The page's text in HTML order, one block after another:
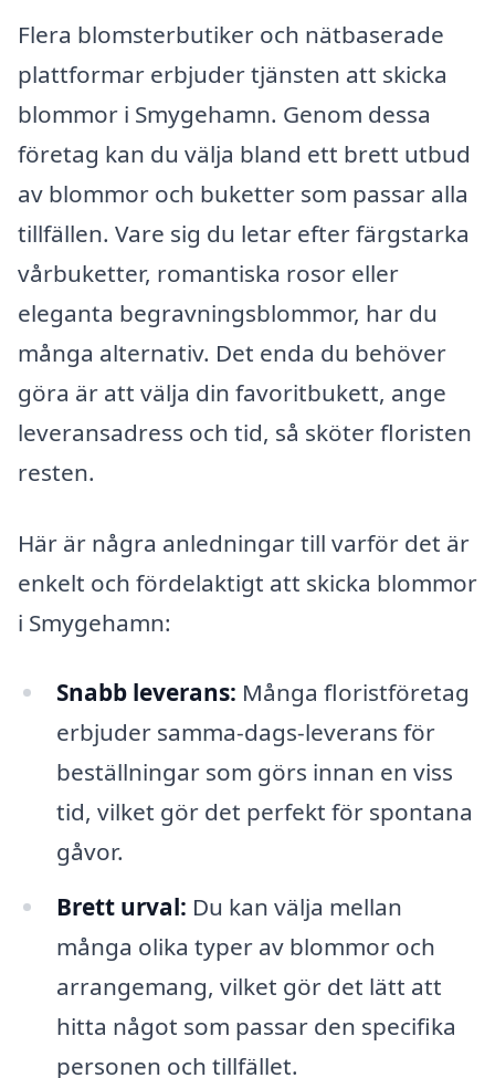
Flera blomsterbutiker och nätbaserade
plattformar erbjuder tjänsten att skicka
blommor i Smygehamn. Genom dessa
företag kan du välja bland ett brett utbud
av blommor och buketter som passar alla
tillfällen. Vare sig du letar efter färgstarka
vårbuketter, romantiska rosor eller
eleganta begravningsblommor, har du
många alternativ. Det enda du behöver
göra är att välja din favoritbukett, ange
leveransadress och tid, så sköter floristen
resten.
Här är några anledningar till varför det är
enkelt och fördelaktigt att skicka blommor
i Smygehamn:
Snabb leverans: Många floristföretag
erbjuder samma-dags-leverans för
beställningar som görs innan en viss
tid, vilket gör det perfekt för spontana
gåvor.
Brett urval: Du kan välja mellan
många olika typer av blommor och
arrangemang, vilket gör det lätt att
hitta något som passar den specifika
personen och tillfället.